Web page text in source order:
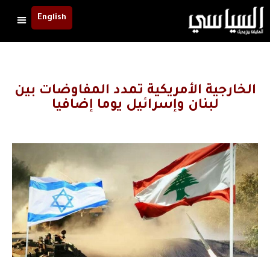
English
الخارجية الأمريكية تمدد المفاوضات بين
لبنان وإسرائيل يوما إضافيا